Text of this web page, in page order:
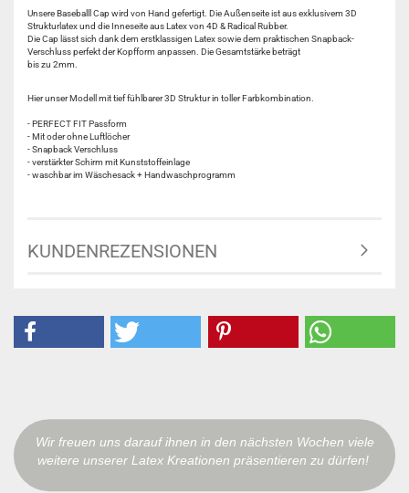
Unsere Baseballl Cap wird von Hand gefertigt. Die Außenseite ist aus exklusivem 3D
Strukturlatex und die Inneseite aus Latex von 4D & Radical Rubber.
Die Cap lässt sich dank dem erstklassigen Latex sowie dem praktischen Snapback-
Verschluss perfekt der Kopfform anpassen. Die Gesamtstärke beträgt
bis zu 2mm.
Hier unser Modell mit tief fühlbarer 3D Struktur in toller Farbkombination.
- PERFECT FIT Passform
- Mit oder ohne Luftlöcher
- Snapback Verschluss
- verstärkter Schirm mit Kunststoffeinlage
- waschbar im Wäschesack + Handwaschprogramm
KUNDENREZENSIONEN
Wir freuen uns darauf ihnen in den nächsten Wochen viele
weitere unserer Latex Kreationen präsentieren zu dürfen!